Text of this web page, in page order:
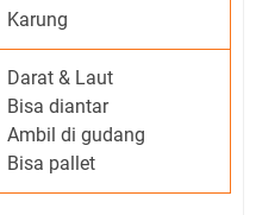
Karung
Darat & Laut
Bisa diantar
Ambil di gudang
Bisa pallet